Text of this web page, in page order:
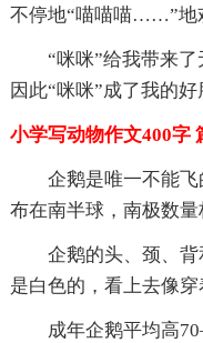
不停地“喵喵喵……”地
“咪咪”给我带来了
因此“咪咪”成了我的好
小学写动物作文400字
企鹅是唯一不能
布在南半球，南极数量
企鹅的头、颈、
是白色的，看上去像穿
成年企鹅平均高